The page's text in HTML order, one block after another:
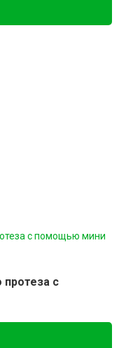
на все ваши вопросы.
с